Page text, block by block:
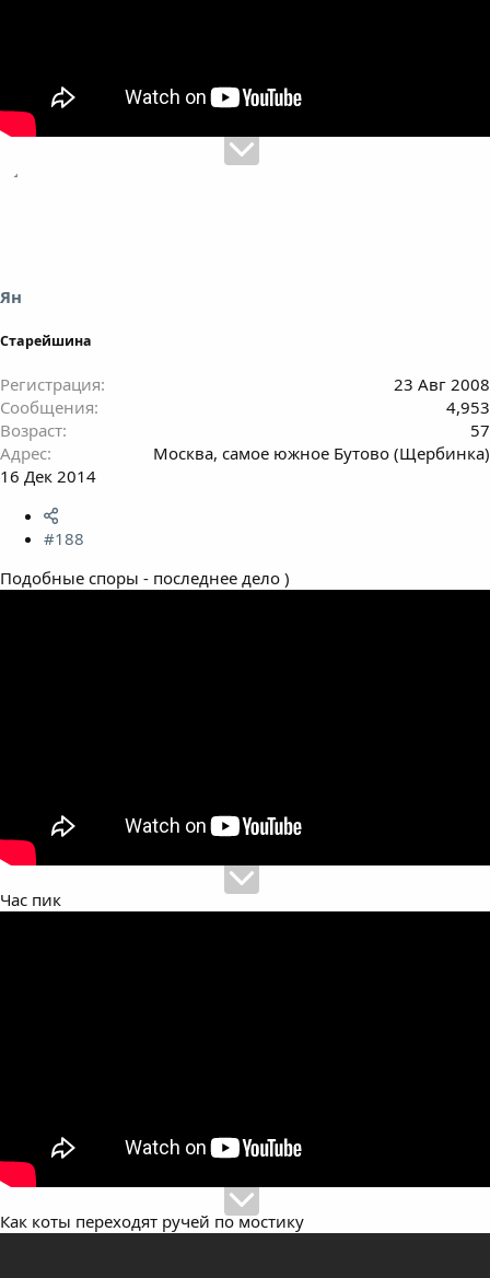
Ян
Старейшина
Регистрация
23 Авг 2008
Сообщения
4,953
Возраст
57
Адрес
Москва, самое южное Бутово (Щербинка)
16 Дек 2014
#188
Подобные споры - последнее дело )
Час пик
Как коты переходят ручей по мостику